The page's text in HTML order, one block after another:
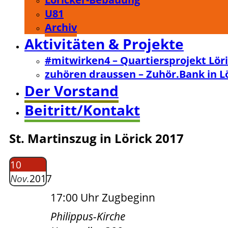
U81
Archiv
Aktivitäten & Projekte
#mitwirken4 – Quartiersprojekt
zuhören draussen – Zuhör.Bank in
Der Vorstand
Beitritt/Kontakt
St. Martinszug in Lörick 2017
10
Nov.2017
17:00 Uhr Zugbeginn
Philippus-Kirche